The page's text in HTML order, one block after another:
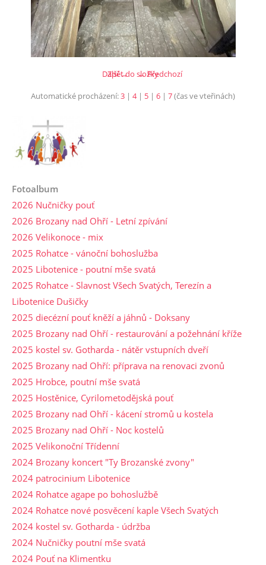
← Předchozí
Další →
Zpět do složky
Automatické procházení:3 | 4| 5 | 6 | 7(čas ve vteřinách)
Fotoalbum
2026 Nučničky pouť
2026 Brozany nad Ohří - Letní zpívání
2026 Velikonoce - mix
2025 Rohatce - vánoční bohoslužba
2025 Libotenice - poutní mše svatá
2025 Rohatce - Slavnost Všech Svatých, Terezín a
Libotenice Dušičky
2025 diecézní pouť kněží a jáhnů - Doksany
2025 Brozany nad Ohří - restaurování a požehnání kříže
2025 kostel sv. Gotharda - nátěr vstupních dveří
2025 Brozany nad Ohří: příprava na renovaci zvonů
2025 Hrobce, poutní mše svatá
2025 Hostěnice, Cyrilometodějská pouť
2025 Brozany nad Ohří - kácení stromů u kostela
2025 Brozany nad Ohří - Noc kostelů
2025 Velikonoční Třídenní
2024 Brozany koncert "Ty Brozanské zvony"
2024 patrocinium Libotenice
2024 Rohatce agape po bohoslužbě
2024 Rohatce nové posvěcení kaple Všech Svatých
2024 kostel sv. Gotharda - údržba
2024 Nučničky poutní mše svatá
2024 Pouť na Klimentku